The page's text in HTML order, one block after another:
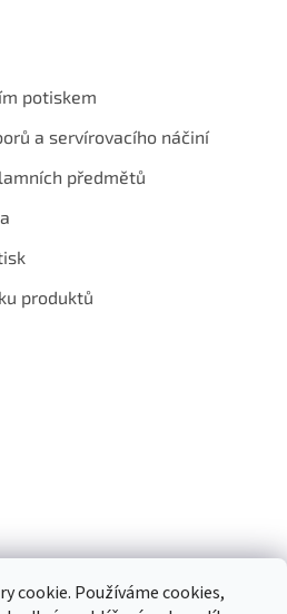
cookie. Používáme cookies,
potiskem
a servírovacího náčiní
předmětů
produktů